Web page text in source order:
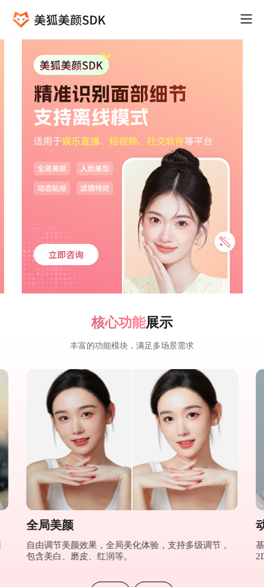
核心功能展示
丰富的功能模块，满足多场景需求
全局美颜
自由调节美颜效果，全局美化体验，支持多级调节，
包含美白、磨皮、红润等。